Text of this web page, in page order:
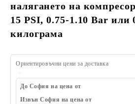
налягането на
15 PSI, 0.75-1.10 Bar или
килограма
Ориентировъчни цени за доставка
До София на цена от
Извън София на цена от